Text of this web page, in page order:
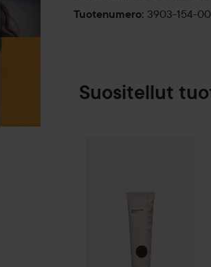
Tuotenumero: 3903-154-
Suositellut